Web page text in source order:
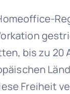
bis zu 20
Freiheit